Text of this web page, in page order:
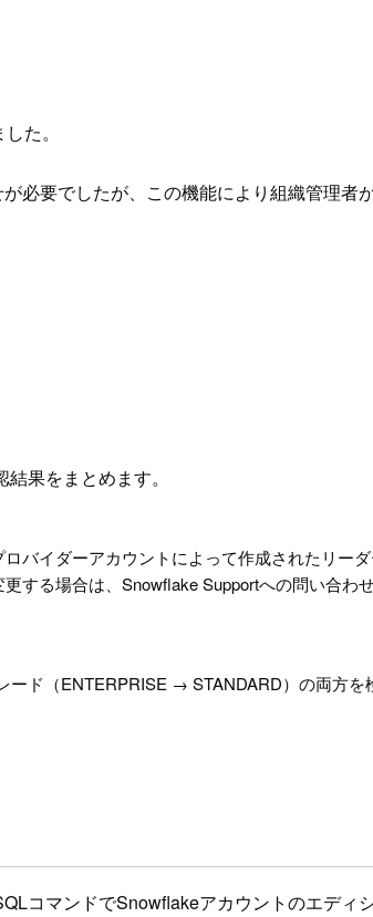
た。
必要でしたが、この機能により組織管理
果をまとめます。
バイダーアカウントによって作成されたリー
する場合は、Snowflake Supportへの問い合わ
ド（ENTERPRISE → STANDARD）の両方
コマンドでSnowflakeアカウントのエディ